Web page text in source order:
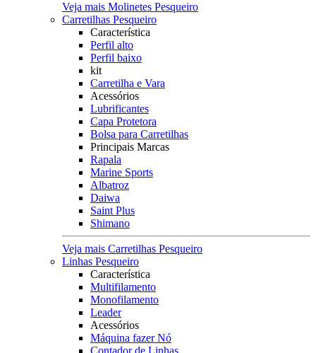
Veja mais Molinetes Pesqueiro
Carretilhas Pesqueiro
Característica
Perfil alto
Perfil baixo
kit
Carretilha e Vara
Acessórios
Lubrificantes
Capa Protetora
Bolsa para Carretilhas
Principais Marcas
Rapala
Marine Sports
Albatroz
Daiwa
Saint Plus
Shimano
Veja mais Carretilhas Pesqueiro
Linhas Pesqueiro
Característica
Multifilamento
Monofilamento
Leader
Acessórios
Máquina fazer Nó
Contador de Linhas